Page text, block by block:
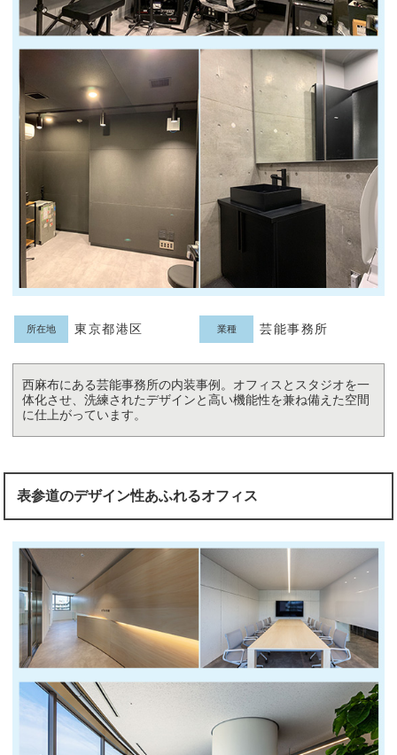
所在地 東京都港区 業種 芸能事務所
西麻布にある芸能事務所の内装事例。オフィスとスタジオを一
体化させ、洗練されたデザインと高い機能性を兼ね備えた空間
に仕上がっています。
表参道のデザイン性あふれるオフィス